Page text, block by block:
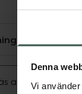
Denna
Vi
alltid